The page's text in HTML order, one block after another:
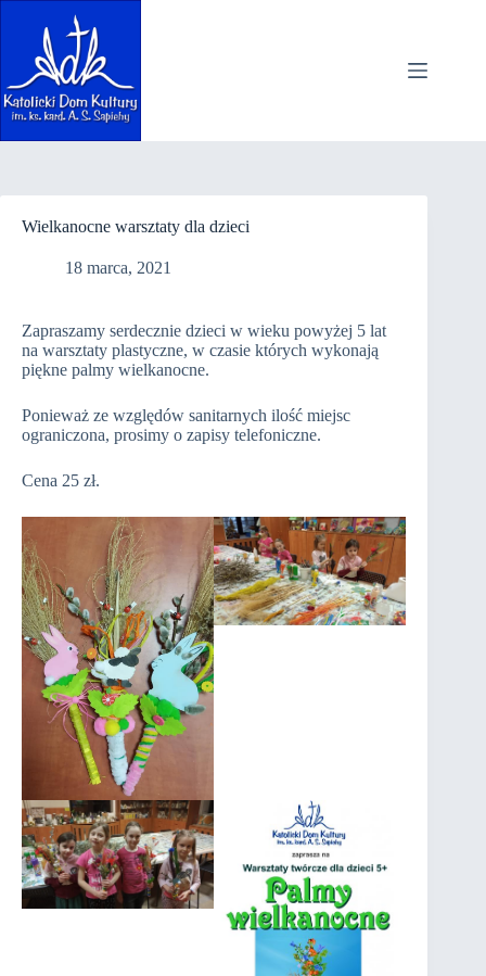
Wielkanocne warsztaty dla dzieci
18 marca, 2021
Zapraszamy serdecznie dzieci w wieku powyżej 5 lat
na warsztaty plastyczne, w czasie których wykonają
piękne palmy wielkanocne.
Ponieważ ze względów sanitarnych ilość miejsc
ograniczona, prosimy o zapisy telefoniczne.
Cena 25 zł.